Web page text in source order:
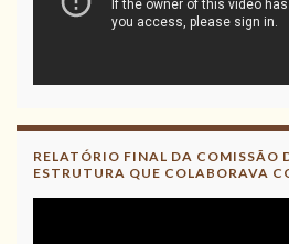
RELATÓRIO FINAL DA COMISSÃO
ESTRUTURA QUE COLABORAVA